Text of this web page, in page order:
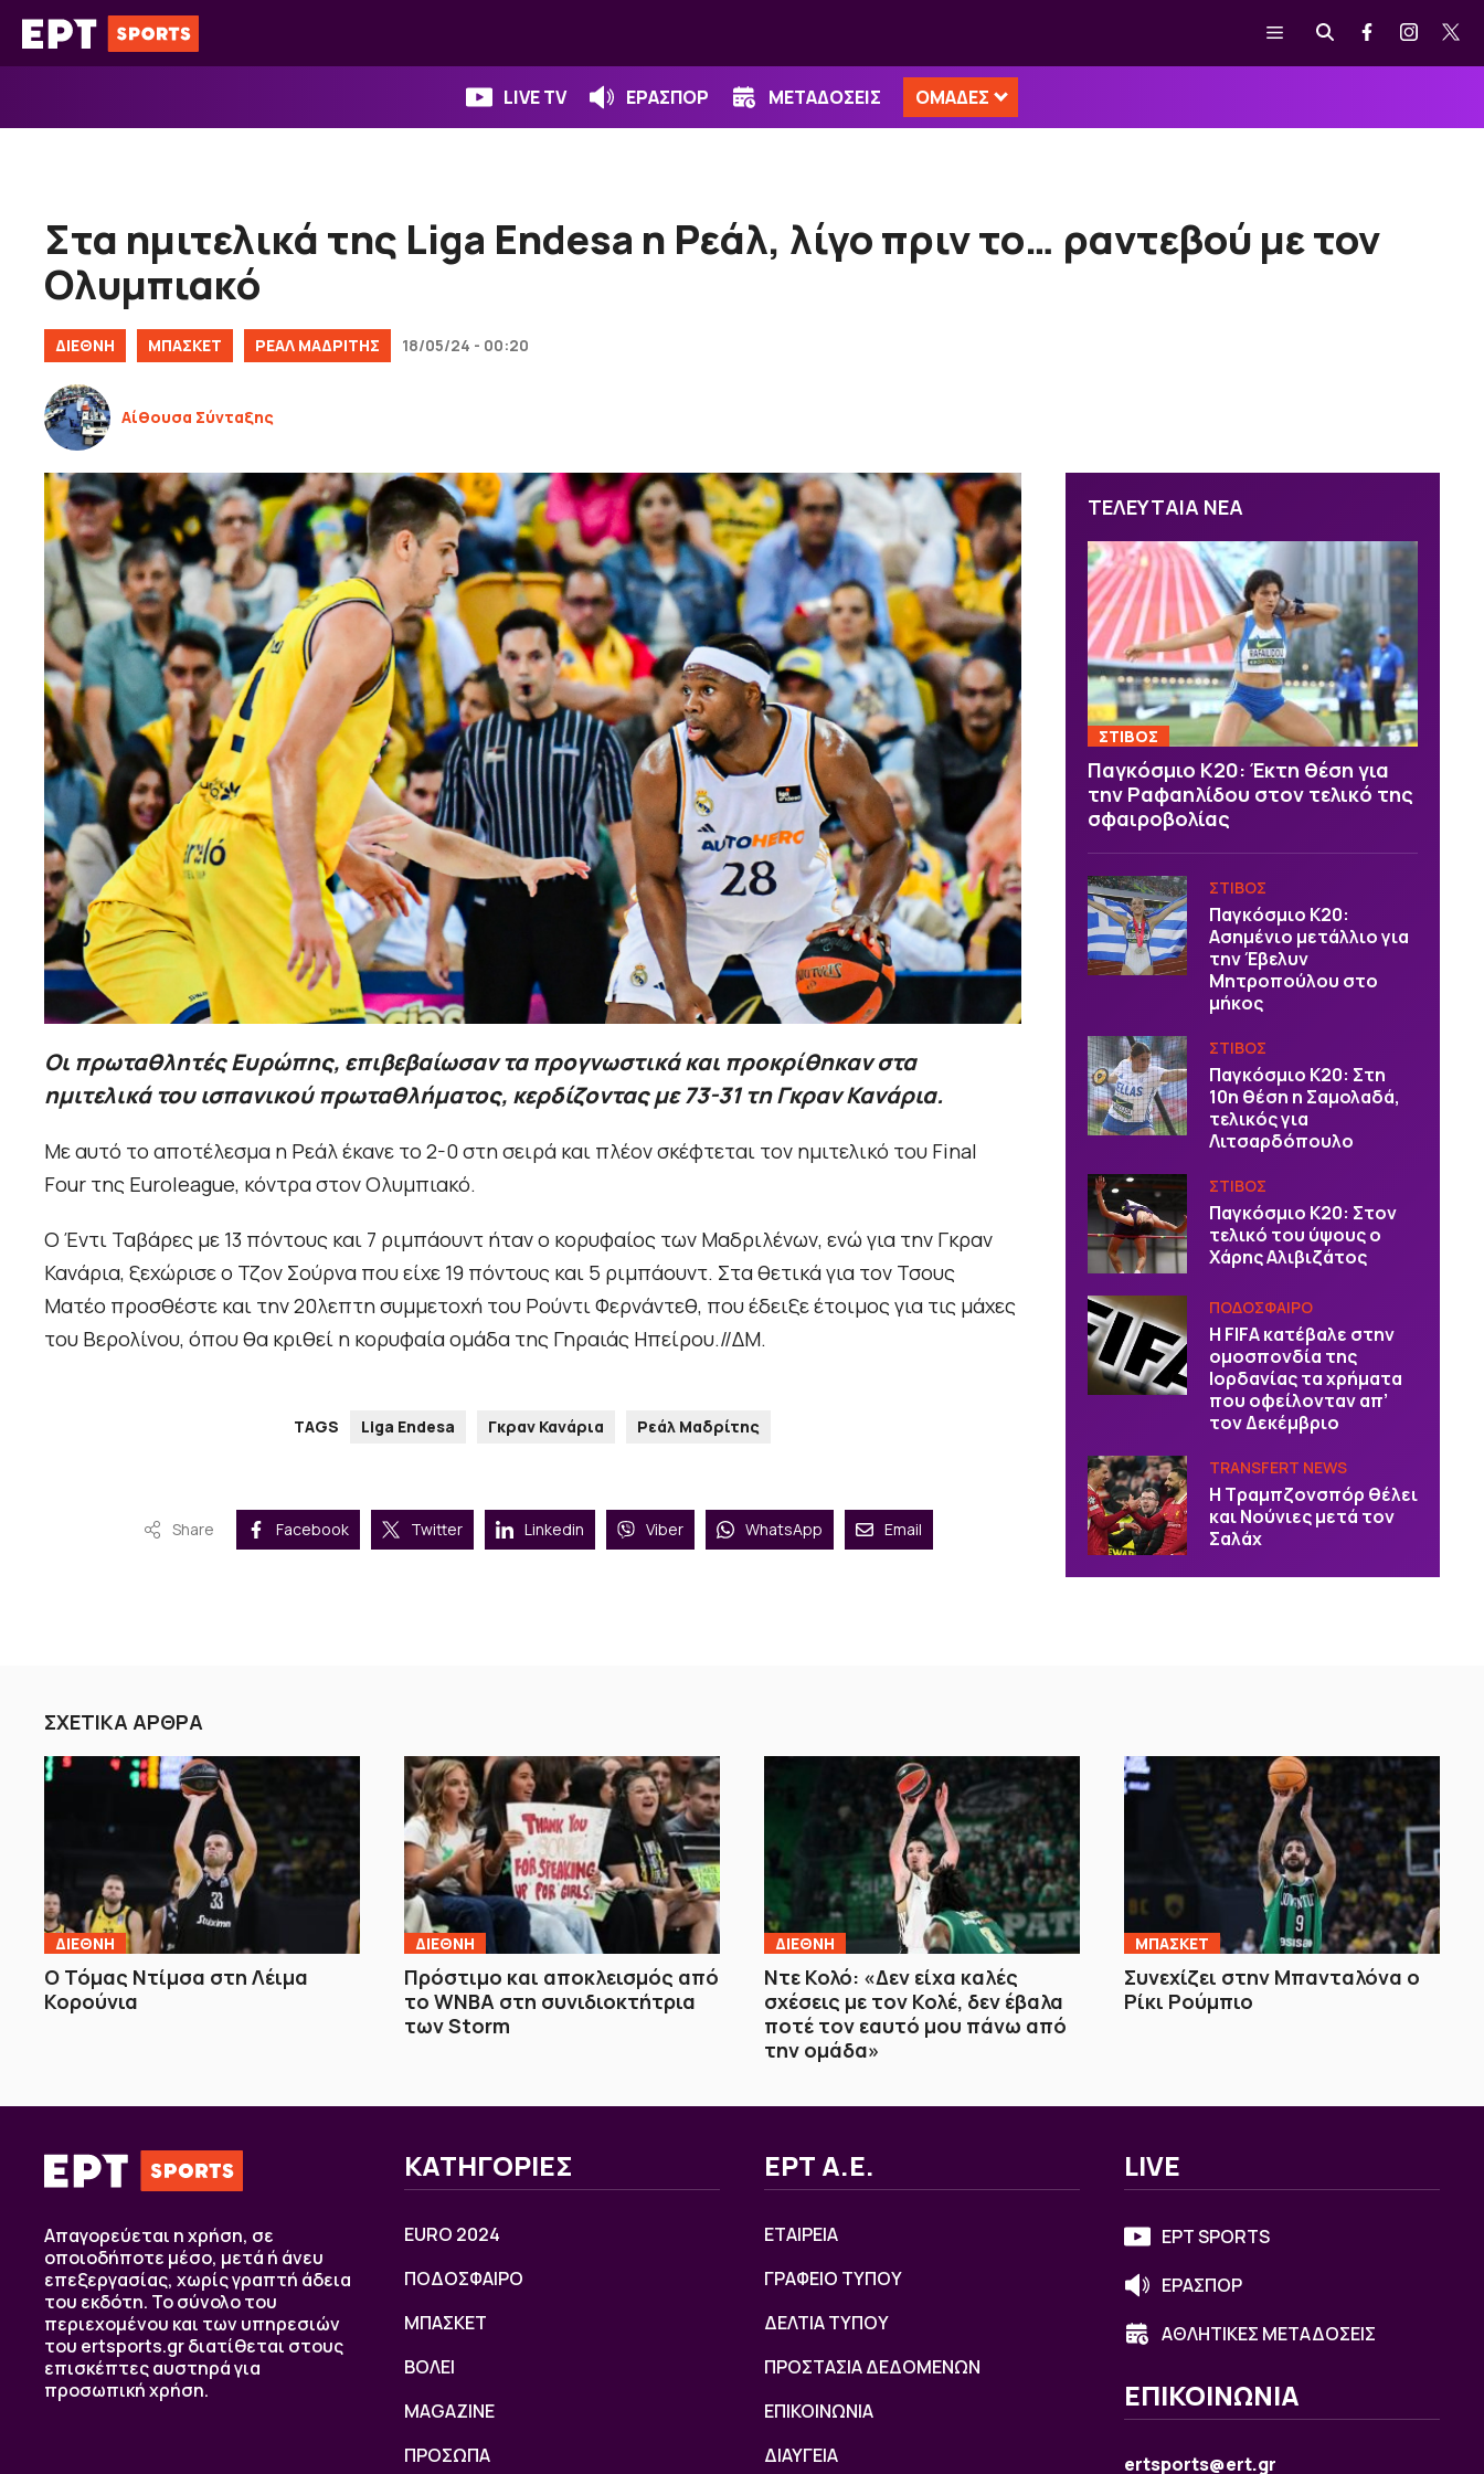
Μετάβαση
σε
Μενού
LIVE TV ΕΡΑΣΠΟΡ ΜΕΤΑΔΟΣΕΙΣ ΟΜΑΔΕΣ
Στα ημιτελικά της Liga Endesa η Ρεάλ, λίγο πριν το… ραντεβού με τον
Ολυμπιακό
ΔΙΕΘΝΉ ΜΠΑΣΚΕΤ ΡΕΑΛ ΜΑΔΡΙΤΗΣ 18/05/24 - 00:20
Αίθουσα Σύνταξης
Οι πρωταθλητές Ευρώπης, επιβεβαίωσαν τα προγνωστικά και προκρίθηκαν στα
ημιτελικά του ισπανικού πρωταθλήματος, κερδίζοντας με 73-31 τη Γκραν Κανάρια.
Με αυτό το αποτέλεσμα η Ρεάλ έκανε το 2-0 στη σειρά και πλέον σκέφτεται τον ημιτελικό του Final
Four της Euroleague, κόντρα στον Ολυμπιακό.
Ο Έντι Ταβάρες με 13 πόντους και 7 ριμπάουντ ήταν ο κορυφαίος των Μαδριλένων, ενώ για την Γκραν
Κανάρια, ξεχώρισε ο Τζον Σούρνα που είχε 19 πόντους και 5 ριμπάουντ. Στα θετικά για τον Τσους
Ματέο προσθέστε και την 20λεπτη συμμετοχή του Ρούντι Φερνάντεθ, που έδειξε έτοιμος για τις μάχες
του Βερολίνου, όπου θα κριθεί η κορυφαία ομάδα της Γηραιάς Ηπείρου.//ΔΜ.
TAGS Liga Endesa Γκραν Κανάρια Ρεάλ Μαδρίτης
Share Facebook Twitter Linkedin Viber WhatsApp Email
ΤΕΛΕΥΤΑΙΑ ΝΕΑ
ΣΤΙΒΟΣ
Παγκόσμιο Κ20: Έκτη θέση για
την Ραφαηλίδου στον τελικό της
σφαιροβολίας
ΣΤΙΒΟΣ
Παγκόσμιο Κ20:
Ασημένιο μετάλλιο για
την Έβελυν
Μητροπούλου στο
μήκος
ΣΤΙΒΟΣ
Παγκόσμιο Κ20: Στη
10η θέση η Σαμολαδά,
τελικός για
Λιτσαρδόπουλο
ΣΤΙΒΟΣ
Παγκόσμιο Κ20: Στον
τελικό του ύψους ο
Χάρης Αλιβιζάτος
ΠΟΔΟΣΦΑΙΡΟ
Η FIFA κατέβαλε στην
ομοσπονδία της
Ιορδανίας τα χρήματα
που οφείλονταν απ’
τον Δεκέμβριο
TRANSFERT NEWS
Η Τραμπζονσπόρ θέλει
και Νούνιες μετά τον
Σαλάχ
ΣΧΕΤΙΚΑ ΑΡΘΡΑ
ΔΙΕΘΝΗ
Ο Τόμας Ντίμσα στη Λέιμα
Κορούνια
ΔΙΕΘΝΗ
Πρόστιμο και αποκλεισμός από
το WNBA στη συνιδιοκτήτρια
των Storm
ΔΙΕΘΝΗ
Ντε Κολό: «Δεν είχα καλές
σχέσεις με τον Κολέ, δεν έβαλα
ποτέ τον εαυτό μου πάνω από
την ομάδα»
ΜΠΑΣΚΕΤ
Συνεχίζει στην Μπανταλόνα ο
Ρίκι Ρούμπιο
Απαγορεύεται η χρήση, σε
οποιοδήποτε μέσο, μετά ή άνευ
επεξεργασίας, χωρίς γραπτή άδεια
του εκδότη. Το σύνολο του
περιεχομένου και των υπηρεσιών
του ertsports.gr διατίθεται στους
επισκέπτες αυστηρά για
προσωπική χρήση.
ΚΑΤΗΓΟΡΙΕΣ
EURO 2024
ΠΟΔΟΣΦΑΙΡΟ
ΜΠΑΣΚΕΤ
ΒOΛΕΙ
MAGAZINE
ΠΡΟΣΩΠΑ
ΕΡΤ Α.Ε.
ΕΤΑΙΡΕΙΑ
ΓΡΑΦΕΙΟ ΤΥΠΟΥ
ΔΕΛΤΙΑ ΤΥΠΟΥ
ΠΡΟΣΤΑΣΙΑ ΔΕΔΟΜΕΝΩΝ
ΕΠΙΚΟΙΝΩΝΙΑ
ΔΙΑΥΓΕΙΑ
LIVE
ΕΡΤ SPORTS
ΕΡΑΣΠΟΡ
ΑΘΛΗΤΙΚΕΣ ΜΕΤΑΔΟΣΕΙΣ
ΕΠΙΚΟΙΝΩΝΙΑ
ertsports@ert.gr